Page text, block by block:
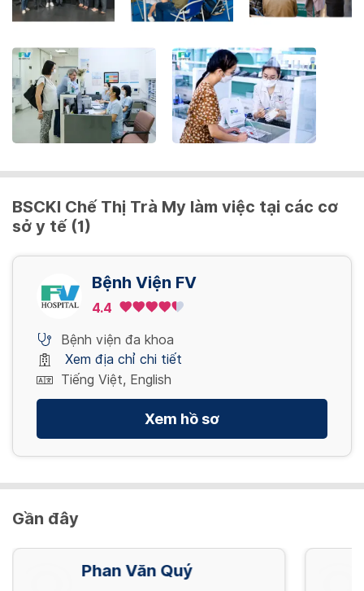
the
keyboard
shortcuts
for
changing
dates.
BSCKI Chế Thị Trà My làm việc tại các cơ
sở y tế (1)
Bệnh Viện FV
4.4
Bệnh viện đa khoa
Xem địa chỉ chi tiết
Tiếng Việt, English
Xem hồ sơ
Gần đây
Phan Văn Quý